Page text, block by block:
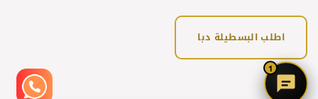
اطلب البسطيلة دبا
1